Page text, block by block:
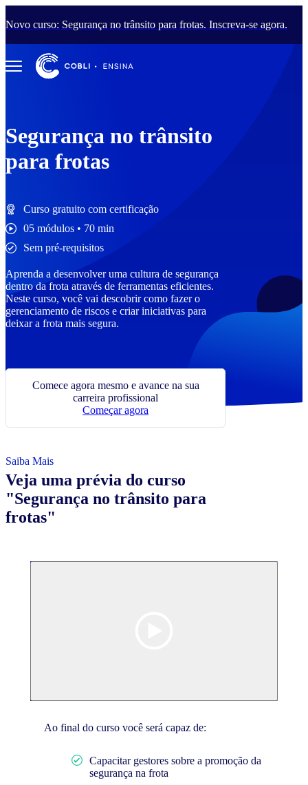
Novo curso: Segurança no trânsito para frotas. Inscreva-se agora.
Segurança no trânsito
para frotas
Curso gratuito com certificação
05 módulos • 70 min
Sem pré-requisitos
Aprenda a desenvolver uma cultura de segurança
dentro da frota através de ferramentas eficientes.
Neste curso, você vai descobrir como fazer o
gerenciamento de riscos e criar iniciativas para
deixar a frota mais segura.
Comece agora mesmo e avance na sua
carreira profissional
Começar agora
Saiba Mais
Veja uma prévia do curso
"Segurança no trânsito para
frotas"
Ao final do curso você será capaz de:
Capacitar gestores sobre a promoção da
segurança na frota